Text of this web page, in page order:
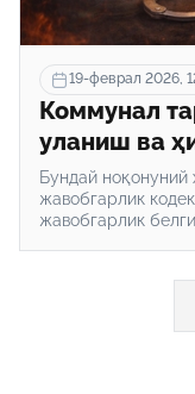
19-феврал 2026,
Коммунал
уланиш ва
етказиш
Бундай
жавобгарлик
жавобгарлик